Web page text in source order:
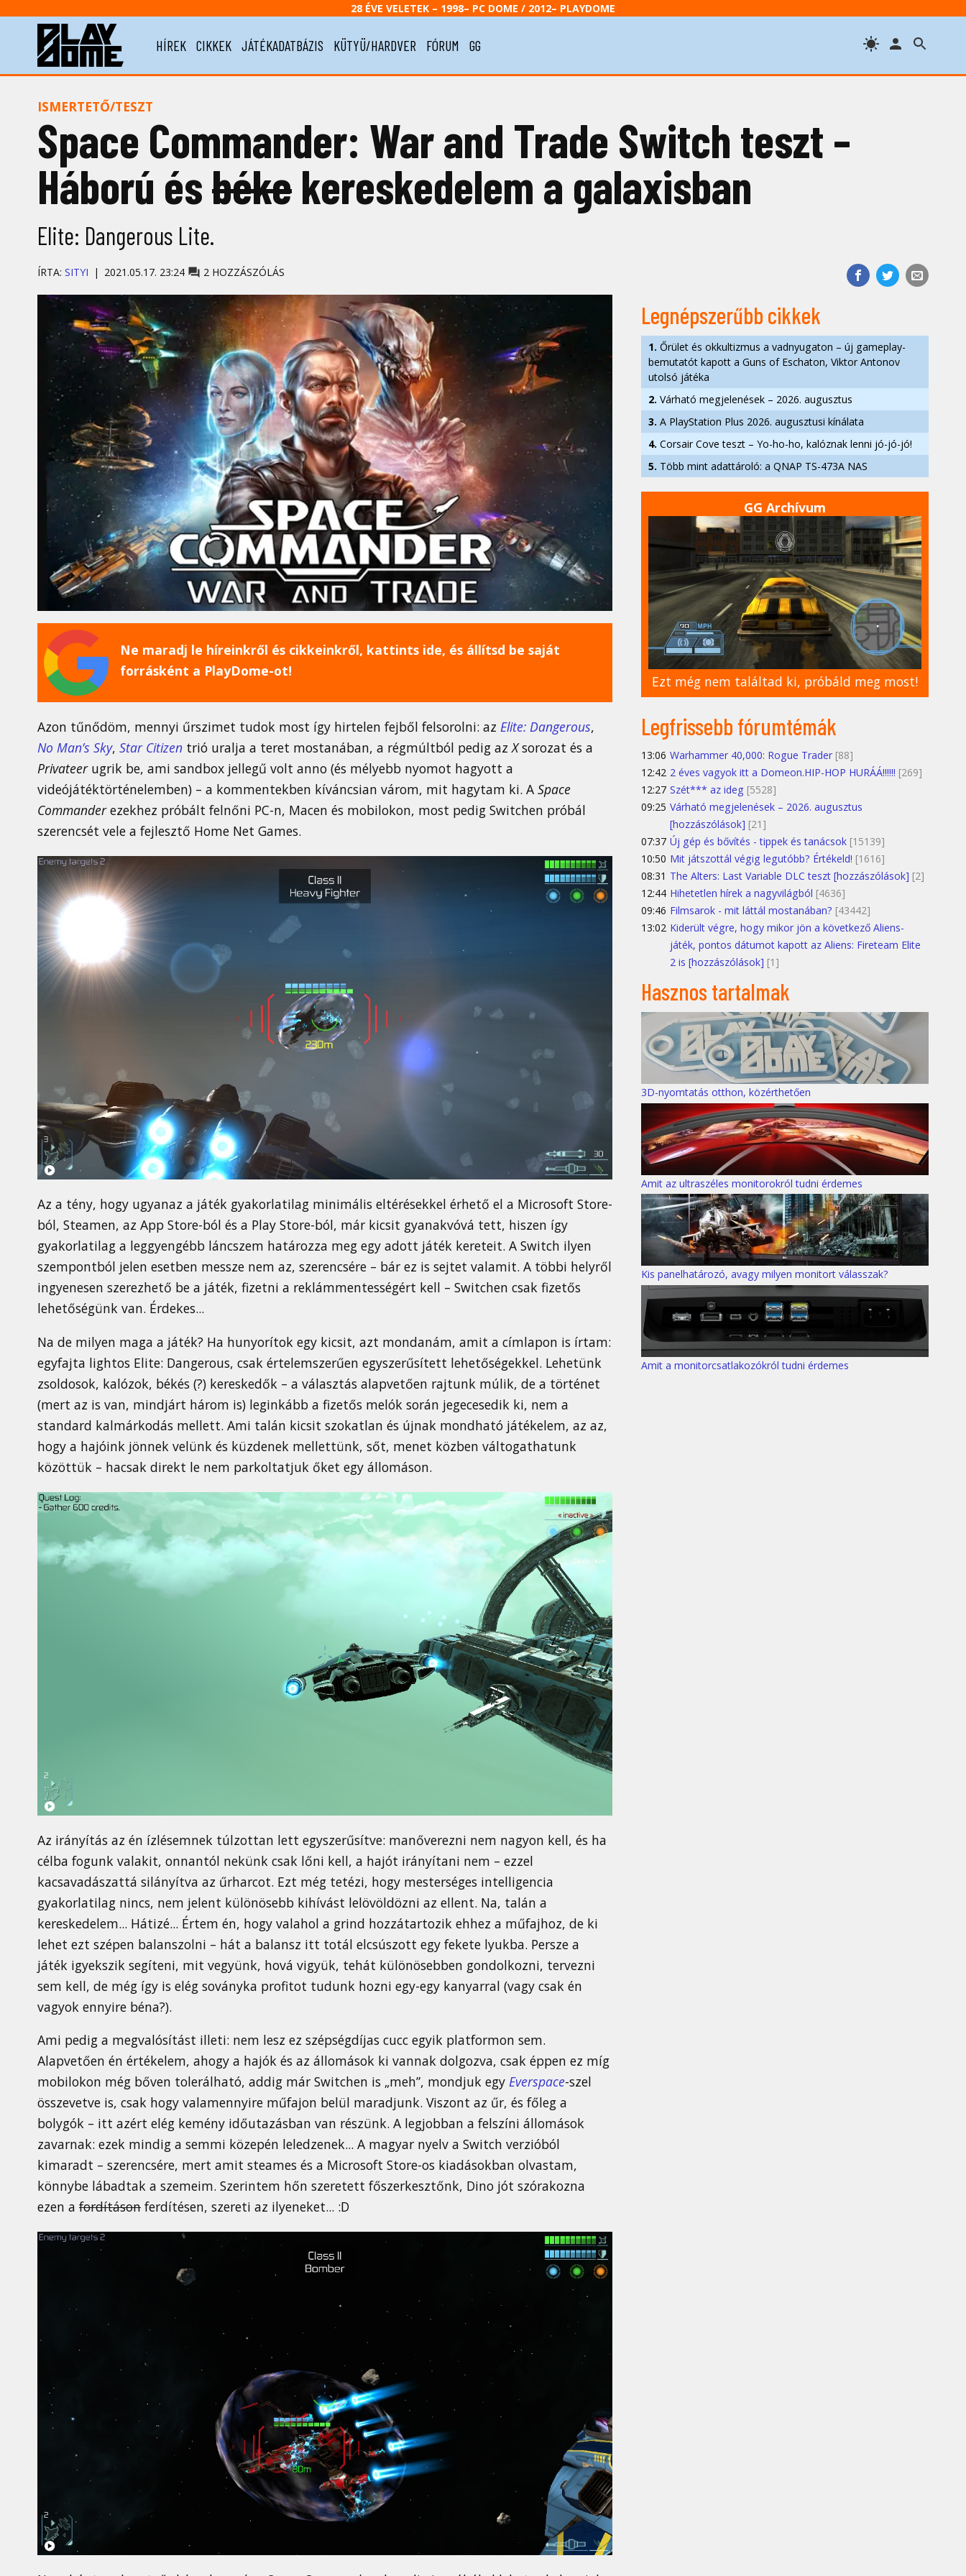
28 ÉVE VELETEK – 1998– PC DOME / 2012– PLAYDOME
HÍREK CIKKEK JÁTÉKADATBÁZIS KÜTYÜ/HARDVER FÓRUM GG
ISMERTETŐ/TESZT
Space Commander: War and Trade Switch teszt –
Háború ésbékekereskedelem a galaxisban
Elite: Dangerous Lite.
ÍRTA: SITYI 2021.05.17. 23:24 2 HOZZÁSZÓLÁS
Ne maradj le híreinkről és cikkeinkről, kattints ide, és állítsd be saját
forrásként a PlayDome-ot!
Azon tűnődöm, mennyi űrszimet tudok most így hirtelen fejből felsorolni: az Elite: Dangerous,
No Man’s Sky, Star Citizen trió uralja a teret mostanában, a régmúltból pedig azXsorozat és a
Privateerugrik be, ami sandbox jellegű volt anno (és mélyebb nyomot hagyott a
videójátéktörténelemben) – a kommentekben kíváncsian várom, mit hagytam ki. A Space
Commanderezekhez próbált felnőni PC-n, Macen és mobilokon, most pedig Switchen próbál
szerencsét vele a fejlesztő Home Net Games.
Az a tény, hogy ugyanaz a játék gyakorlatilag minimális eltérésekkel érhető el a Microsoft Store-
ból, Steamen, az App Store-ból és a Play Store-ból, már kicsit gyanakvóvá tett, hiszen így
gyakorlatilag a leggyengébb láncszem határozza meg egy adott játék kereteit. A Switch ilyen
szempontból jelen esetben messze nem az, szerencsére – bár ez is sejtet valamit. A többi helyről
ingyenesen szerezhető be a játék, fizetni a reklámmentességért kell – Switchen csak fizetős
lehetőségünk van. Érdekes...
Na de milyen maga a játék? Ha hunyorítok egy kicsit, azt mondanám, amit a címlapon is írtam:
egyfajta lightos Elite: Dangerous, csak értelemszerűen egyszerűsített lehetőségekkel. Lehetünk
zsoldosok, kalózok, békés (?) kereskedők – a választás alapvetően rajtunk múlik, de a történet
(mert az is van, mindjárt három is) leginkább a fizetős melók során jegecesedik ki, nem a
standard kalmárkodás mellett. Ami talán kicsit szokatlan és újnak mondható játékelem, az az,
hogy a hajóink jönnek velünk és küzdenek mellettünk, sőt, menet közben váltogathatunk
közöttük – hacsak direkt le nem parkoltatjuk őket egy állomáson.
Az irányítás az én ízlésemnek túlzottan lett egyszerűsítve: manőverezni nem nagyon kell, és ha
célba fogunk valakit, onnantól nekünk csak lőni kell, a hajót irányítani nem – ezzel
kacsavadászattá silányítva az űrharcot. Ezt még tetézi, hogy mesterséges intelligencia
gyakorlatilag nincs, nem jelent különösebb kihívást lelövöldözni az ellent. Na, talán a
kereskedelem... Hátizé... Értem én, hogy valahol a grind hozzátartozik ehhez a műfajhoz, de ki
lehet ezt szépen balanszolni – hát a balansz itt totál elcsúszott egy fekete lyukba. Persze a
játék igyekszik segíteni, mit vegyünk, hová vigyük, tehát különösebben gondolkozni, tervezni
sem kell, de még így is elég soványka profitot tudunk hozni egy-egy kanyarral (vagy csak én
vagyok ennyire béna?).
Ami pedig a megvalósítást illeti: nem lesz ez szépségdíjas cucc egyik platformon sem.
Alapvetően én értékelem, ahogy a hajók és az állomások ki vannak dolgozva, csak éppen ez míg
mobilokon még bőven tolerálható, addig már Switchen is „meh”, mondjuk egy Everspace-szel
összevetve is, csak hogy valamennyire műfajon belül maradjunk. Viszont az űr, és főleg a
bolygók – itt azért elég kemény időutazásban van részünk. A legjobban a felszíni állomások
zavarnak: ezek mindig a semmi közepén leledzenek... A magyar nyelv a Switch verzióból
kimaradt – szerencsére, mert amit steames és a Microsoft Store-os kiadásokban olvastam,
könnybe lábadtak a szemeim. Szerintem hőn szeretett főszerkesztőnk, Dino jót szórakozna
ezen a fordításon ferdítésen, szereti az ilyeneket... :D
Legnépszerűbb cikkek
1. Őrület és okkultizmus a vadnyugaton – új gameplay-
bemutatót kapott a Guns of Eschaton, Viktor Antonov
utolsó játéka
2. Várható megjelenések – 2026. augusztus
3. A PlayStation Plus 2026. augusztusi kínálata
4. Corsair Cove teszt – Yo-ho-ho, kalóznak lenni jó-jó-jó!
5. Több mint adattároló: a QNAP TS-473A NAS
GG Archívum
Ezt még nem találtad ki, próbáld meg most!
Legfrissebb fórumtémák
13:06 Warhammer 40,000: Rogue Trader [88]
12:42 2 éves vagyok itt a Domeon.HIP-HOP HURÁÁ!!!!!! [269]
12:27 Szét*** az ideg [5528]
09:25 Várható megjelenések – 2026. augusztus
[hozzászólások] [21]
07:37 Új gép és bővítés - tippek és tanácsok [15139]
10:50 Mit játszottál végig legutóbb? Értékeld! [1616]
08:31 The Alters: Last Variable DLC teszt [hozzászólások] [2]
12:44 Hihetetlen hírek a nagyvilágból [4636]
09:46 Filmsarok - mit láttál mostanában? [43442]
13:02 Kiderült végre, hogy mikor jön a következő Aliens-
játék, pontos dátumot kapott az Aliens: Fireteam Elite
2 is [hozzászólások] [1]
Hasznos tartalmak
3D-nyomtatás otthon, közérthetően
Amit az ultraszéles monitorokról tudni érdemes
Kis panelhatározó, avagy milyen monitort válasszak?
Amit a monitorcsatlakozókról tudni érdemes